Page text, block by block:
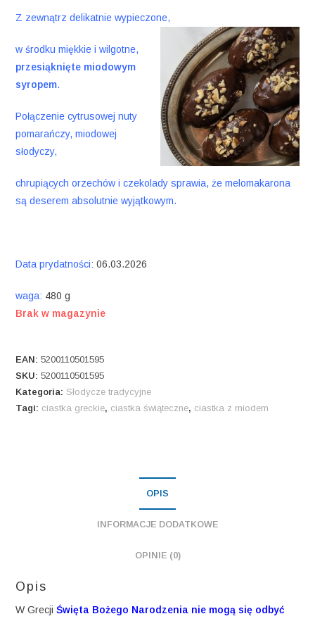
Z zewnątrz delikatnie wypieczone,
w środku miękkie i wilgotne,
przesiąknięte miodowym
syropem.
Połączenie cytrusowej nuty
pomarańczy, miodowej
słodyczy,
chrupiących orzechów i czekolady sprawia, że melomakarona
są deserem absolutnie wyjątkowym.
Data prydatności: 06.03.2026
waga: 480 g
Brak w magazynie
EAN:5200110501595
SKU:5200110501595
Kategoria:Słodycze tradycyjne
Tagi: ciastka greckie, ciastka świąteczne, ciastka z miodem
OPIS
INFORMACJE DODATKOWE
OPINIE (0)
Opis
W GrecjiŚwięta Bożego Narodzenia nie mogą się odbyć